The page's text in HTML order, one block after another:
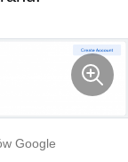
Google